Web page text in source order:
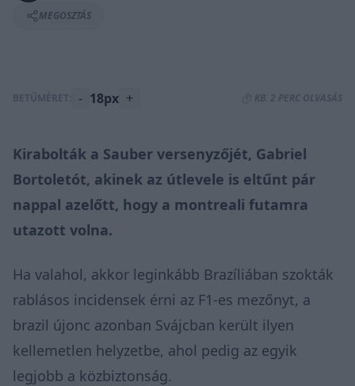
MEGOSZTÁS
BETŰMÉRET: - 18px + ⏱️ KB. 2 PERC OLVASÁS
Kirabolták a Sauber versenyzőjét, Gabriel
Bortoletót, akinek az útlevele is eltűnt pár
nappal azelőtt, hogy a montreali futamra
utazott volna.
Ha valahol, akkor leginkább Brazíliában szokták
rablásos incidensek érni az F1-es mezőnyt, a
brazil újonc azonban Svájcban került ilyen
kellemetlen helyzetbe, ahol pedig az egyik
legjobb a közbiztonság.